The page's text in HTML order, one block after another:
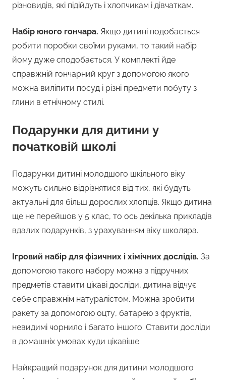
різновидів, які підійдуть і хлопчикам і дівчаткам.
Набір юного гончара. Якщо дитині подобається
робити поробки своїми руками, то такий набір
йому дуже сподобається. У комплекті йде
справжній гончарний круг з допомогою якого
можна виліпити посуд і різні предмети побуту з
глини в етнічному стилі.
Подарунки для дитини у
початковій школі
Подарунки дитині молодшого шкільного віку
можуть сильно відрізнятися від тих, які будуть
актуальні для більш дорослих хлопців. Якщо дитина
ще не перейшов у 5 клас, то ось декілька прикладів
вдалих подарунків, з урахуванням віку школяра.
Ігровий набір для фізичних і хімічних дослідів. За
допомогою такого набору можна з підручних
предметів ставити цікаві досліди, дитина відчує
себе справжнім натуралістом. Можна зробити
ракету за допомогою оцту, батарею з фруктів,
невидимі чорнило і багато іншого. Ставити досліди
в домашніх умовах куди цікавіше.
Найкращий подарунок для дитини молодшого